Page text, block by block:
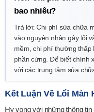
bao nhiêu?
Trả lời: Chi phí sửa chữa
vào nguyên nhân gây lổi
mềm, chi phí thường thấp
phần cứng. Để biết chính
với các trung tâm sửa
Kết Luận Về Lổi Màn
Hy vọng với những thông